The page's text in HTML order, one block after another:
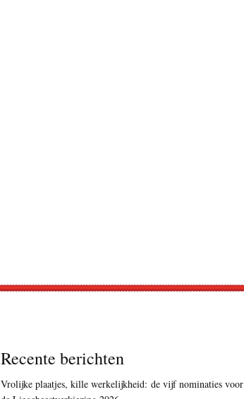
Recente berichten
Vrolijke plaatjes, kille werkelijkheid: de vijf nominaties voor